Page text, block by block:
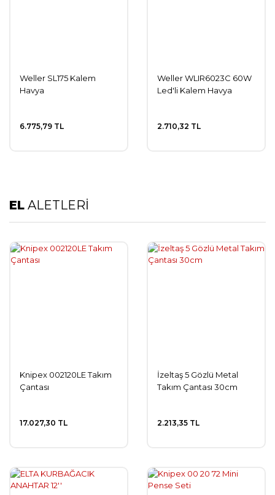
Weller SL175 Kalem
Havya
6.775,79 TL
Weller WLIR6023C 60W
Led'li Kalem Havya
2.710,32 TL
EL ALETLERİ
Knipex 002120LE Takım
Çantası
17.027,30 TL
İzeltaş 5 Gözlü Metal
Takım Çantası 30cm
2.213,35 TL